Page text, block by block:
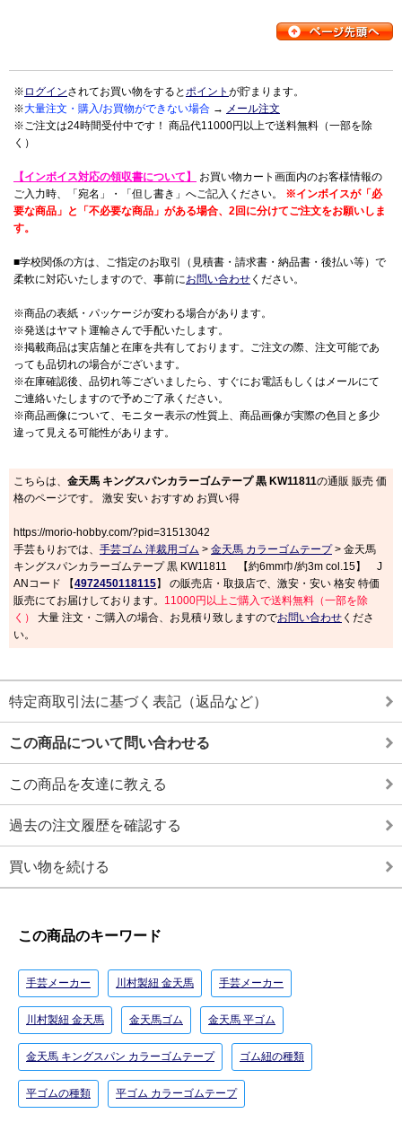
※ ログインされてお買い物をするとポイント が貯まります。
※大量注文・購入/お買物ができない場合 → メール注文
※ご注文は24時間受付中です！ 商品代11000円以上で送料無料（一部を除
く）
【インボイス対応の領収書について】
お買い物カート画面内のお客様情報の
ご入力時、「宛名」・「但し書き」へご記入ください。 ※インボイスが「必
要な商品」と「不必要な商品」がある場合、2回に分けてご注文をお願いしま
す。
■学校関係の方は、ご指定のお取引（見積書・請求書・納品書・後払い等）で
柔軟に対応いたしますので、事前にお問い合わせ ください。
※商品の表紙・パッケージが変わる場合があります。
※発送はヤマト運輸さんで手配いたします。
※掲載商品は実店舗と在庫を共有しております。ご注文の際、注文可能であ
っても品切れの場合がございます。
※在庫確認後、品切れ等ございましたら、すぐにお電話もしくはメールにて
ご連絡いたしますので予めご了承ください。
※商品画像について、モニター表示の性質上、商品画像が実際の色目と多少
違って見える可能性があります。
こちらは、 金天馬 キングスパンカラーゴムテープ 黒 KW11811の通販 販売 価
格のページです。 激安 安い おすすめ お買い得
https://morio-hobby.com/?pid=31513042
手芸もりおでは、 手芸ゴム 洋裁用ゴム > 金天馬 カラーゴムテープ> 金天馬
キングスパンカラーゴムテープ 黒 KW11811 【約6mm巾/約3m col.15】 J
ANコード 【4972450118115】 の販売店・取扱店で、激安・安い 格安 特価
販売にてお届けしております。 11000円以上ご購入で送料無料（一部を除
く）
大量 注文・ご購入の場合、お見積り致しますのでお問い合わせ くださ
い。
特定商取引法に基づく表記（返品など）
この商品について問い合わせる
この商品を友達に教える
過去の注文履歴を確認する
買い物を続ける
この商品のキーワード
手芸メーカー 川村製紐 金天馬 手芸メーカー
川村製紐 金天馬 金天馬ゴム 金天馬 平ゴム
金天馬 キングスパン カラーゴムテープ ゴム紐の種類
平ゴムの種類 平ゴム カラーゴムテープ